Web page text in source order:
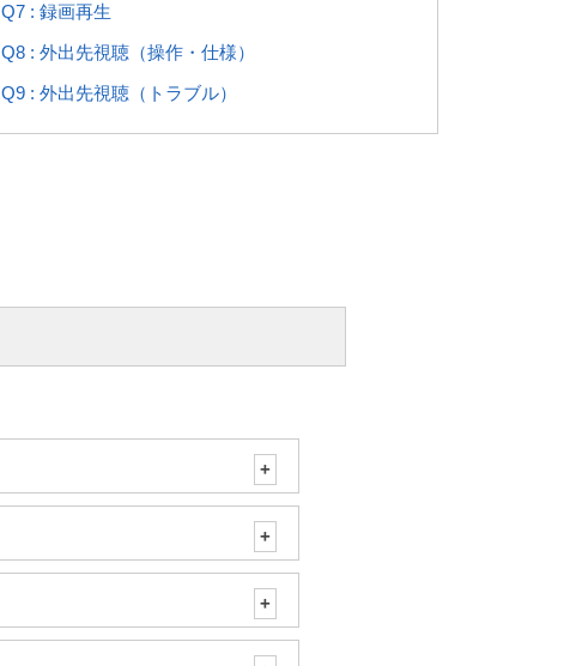
Q7 : 録画再生
Q8 : 外出先視聴（操作・仕様）
Q9 : 外出先視聴（トラブル）